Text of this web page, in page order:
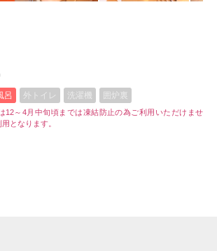
呂 外トイレ 洗濯機 囲炉裏
12～4月中旬頃までは凍結防止の為ご利用いただけませ
となります。